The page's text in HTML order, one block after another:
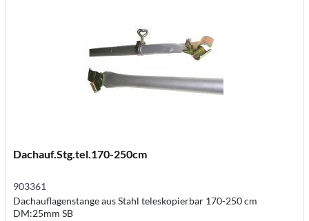
Dachauf.Stg.tel.170-250cm
903361
Dachauflagenstange aus Stahl teleskopierbar 170-250 cm
DM:25mm SB